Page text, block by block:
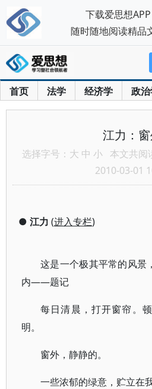
首页 法学 经济学 政
江力：
选择字号： 大 中 小 本文共阅
2010-03-01
● 江力 (进入专栏)
这是一个极其平常的风景
内——题记
每日清晨，打开窗帘。
明。
窗外，静静的。
一些浓郁的绿意，贮立在
下载爱思想APP
随时随地阅读精品